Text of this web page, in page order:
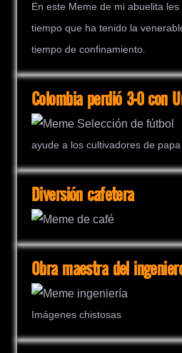
En este Meme de mi abuelita
tiempo que ha tenido la
tiempo de confinamiento.
Colombia perdió 3-0 con
ayude a los cultivadores de papa
Diversión cafetera
Obra maestra del
Imágenes chistosas